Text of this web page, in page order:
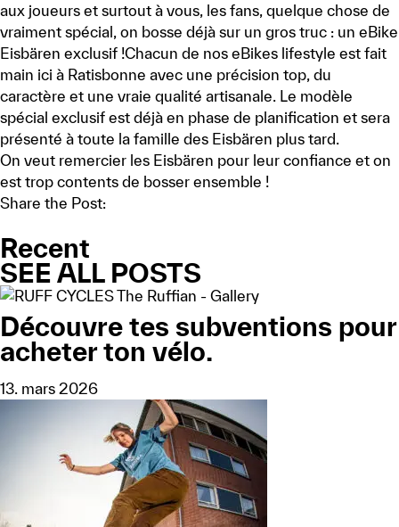
aux joueurs et surtout à vous, les fans, quelque chose de
vraiment spécial, on bosse déjà sur un gros truc : un eBike
Eisbären exclusif !Chacun de nos eBikes lifestyle est fait
main ici à Ratisbonne avec une précision top, du
caractère et une vraie qualité artisanale. Le modèle
spécial exclusif est déjà en phase de planification et sera
présenté à toute la famille des Eisbären plus tard.
On veut remercier les Eisbären pour leur confiance et on
est trop contents de bosser ensemble !
Share the Post:
Recent
SEE ALL POSTS
Découvre tes subventions pour
acheter ton vélo.
13. mars 2026